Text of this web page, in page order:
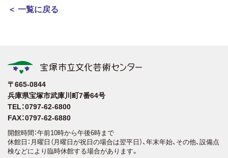
＜ 一覧に戻る
〒665-0844
兵庫県宝塚市武庫川町7番64号
TEL：0797-62-6800
FAX：0797-62-6880
開館時間：午前10時から午後6時まで
休館日：月曜日（月曜日が祝日の場合は翌平日）、年末年始、その他、設備点
検などにより臨時休館する場合があります。